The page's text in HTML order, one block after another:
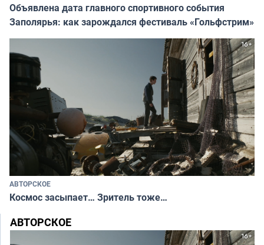
Объявлена дата главного спортивного события
Заполярья: как зарождался фестиваль «Гольфстрим»
АВТОРСКОЕ
Космос засыпает… Зритель тоже…
АВТОРСКОЕ